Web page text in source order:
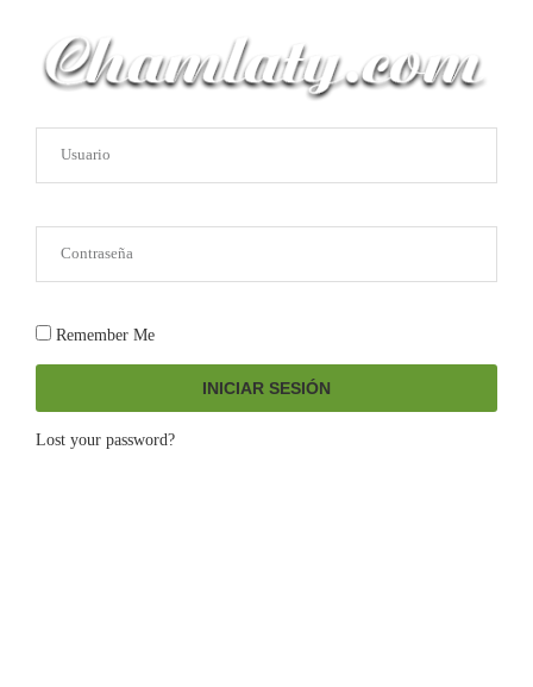
Remember Me
INICIAR SESIÓN
Lost your password?